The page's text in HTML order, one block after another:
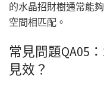
的水晶招財樹通常能
空間相匹配。
常見問題QA05
見效？